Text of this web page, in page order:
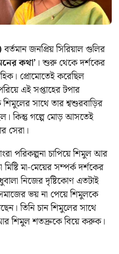
বর্তমান জনপ্রিয় সিরিয়াল গুলির
কথা’ । শুরু থেকে দর্শকের
প্রোমোতেই করেছিল
এই সপ্তাহের টপার
শিমুলের সাথে তার শ্বশুরবাড়ির
কিন্তু গল্পে মোড় আসতেই
সেরা।
পরিকল্পনা চাপিয়ে শিমুল আর
মা-মেয়ের সম্পর্ক দর্শকের
নিজের দৃষ্টিকোণ এতটাই
ভয় না পেয়ে শিমুলকে
তিনি চান শিমুলের সাথে
শিমুল শতদ্রুকে বিয়ে করুক।